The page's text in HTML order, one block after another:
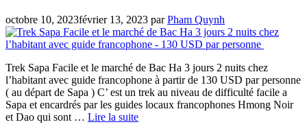
octobre 10, 2023février 13, 2023 parPham Quynh
Trek Sapa Facile et le marché de Bac Ha 3 jours 2 nuits chez
l’habitant avec guide francophone à partir de 130 USD par personne
( au départ de Sapa ) C’ est un trek au niveau de difficulté facile a
Sapa et encardrés par les guides locaux francophones Hmong Noir
et Dao qui sont … Lire la suite